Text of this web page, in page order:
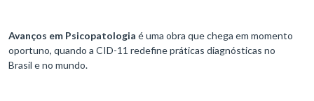
Avanços em Psicopatologia é uma obra que chega em momento
oportuno, quando a CID-11 redefine práticas diagnósticas no
Brasil e no mundo.